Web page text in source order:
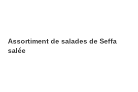
Assortiment de salades de Seffa
salée